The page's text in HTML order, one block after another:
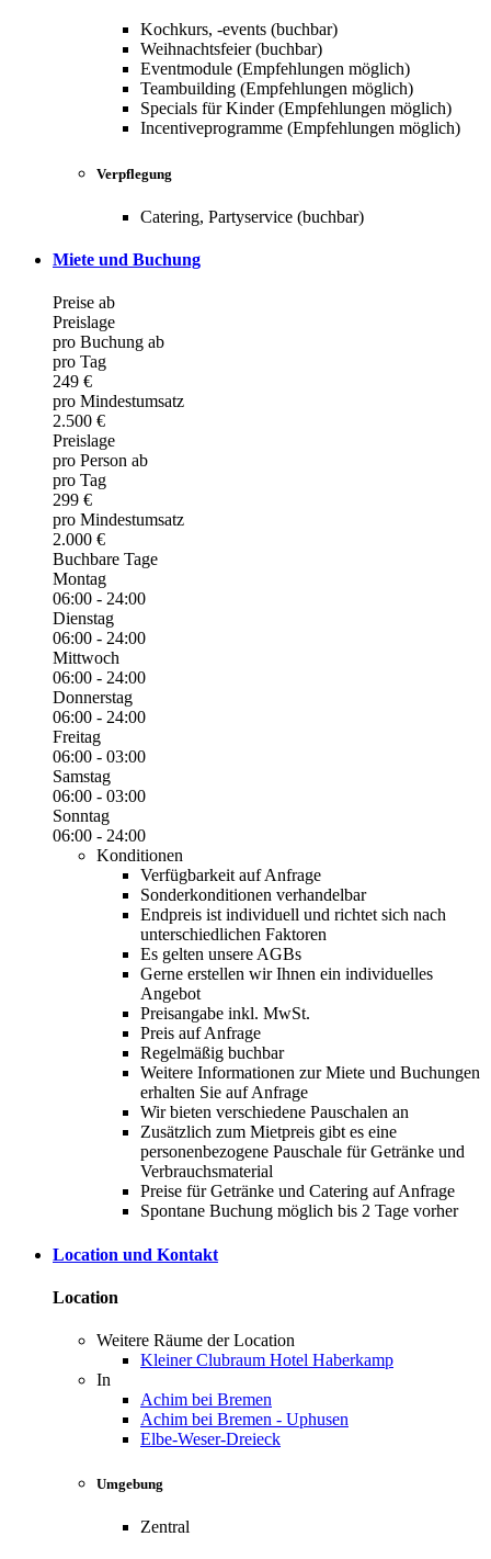
Kochkurs, -events (buchbar)
Weihnachtsfeier (buchbar)
Eventmodule (Empfehlungen möglich)
Teambuilding (Empfehlungen möglich)
Specials für Kinder (Empfehlungen möglich)
Incentiveprogramme (Empfehlungen möglich)
Verpflegung
Catering, Partyservice (buchbar)
Miete und Buchung
Preise ab
Preislage
pro Buchung ab
pro Tag
249 €
pro Mindestumsatz
2.500 €
Preislage
pro Person ab
pro Tag
299 €
pro Mindestumsatz
2.000 €
Buchbare Tage
Montag
06:00 - 24:00
Dienstag
06:00 - 24:00
Mittwoch
06:00 - 24:00
Donnerstag
06:00 - 24:00
Freitag
06:00 - 03:00
Samstag
06:00 - 03:00
Sonntag
06:00 - 24:00
Konditionen
Verfügbarkeit auf Anfrage
Sonderkonditionen verhandelbar
Endpreis ist individuell und richtet sich nach
unterschiedlichen Faktoren
Es gelten unsere AGBs
Gerne erstellen wir Ihnen ein individuelles
Angebot
Preisangabe inkl. MwSt.
Preis auf Anfrage
Regelmäßig buchbar
Weitere Informationen zur Miete und Buchungen
erhalten Sie auf Anfrage
Wir bieten verschiedene Pauschalen an
Zusätzlich zum Mietpreis gibt es eine
personenbezogene Pauschale für Getränke und
Verbrauchsmaterial
Preise für Getränke und Catering auf Anfrage
Spontane Buchung möglich bis 2 Tage vorher
Location und Kontakt
Location
Weitere Räume der Location
Kleiner Clubraum Hotel Haberkamp
In
Achim bei Bremen
Achim bei Bremen - Uphusen
Elbe-Weser-Dreieck
Umgebung
Zentral